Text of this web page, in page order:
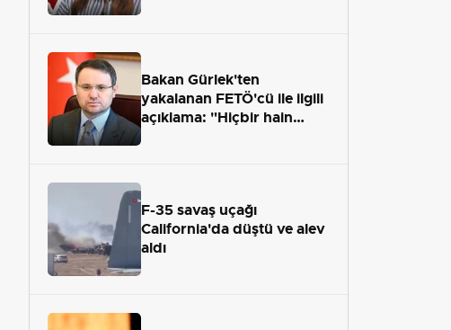
Bakan Gürlek'ten
yakalanan FETÖ'cü ile ilgili
açıklama: "Hiçbir hain
F-35 savaş uçağı
California'da düştü ve alev
aldı